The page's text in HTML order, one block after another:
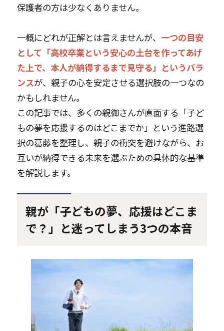
保護者の方は少なくありません。
一概にどれが正解とは言えませんが、 一つの目安
として「高校卒業という安心の土台を作ってあげ
た上で、本人が納得するまで見守る」というバラ
ンスが、親子の心を安定させる選択肢の一つなの
かもしれません。
この記事では、多くの親御さんが直面する「子ど
もの夢を応援するのはどこまでか」という進路選
択の葛藤を整理し、親子の衝突を避けながら、お
互いが納得できる未来を選ぶための具体的な基準
を解説します。
親が「子どもの夢、応援はどこま
で？」と迷ってしまう3つの本音